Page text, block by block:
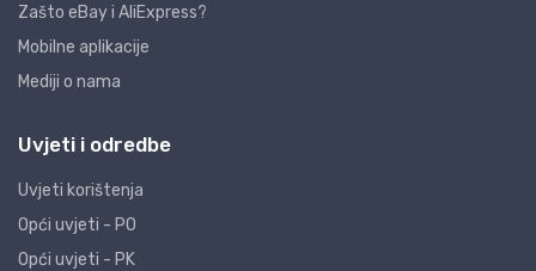
Zašto eBay i AliExpress?
Mobilne aplikacije
Mediji o nama
Uvjeti i odredbe
Uvjeti korištenja
Opći uvjeti - PO
Opći uvjeti - PK